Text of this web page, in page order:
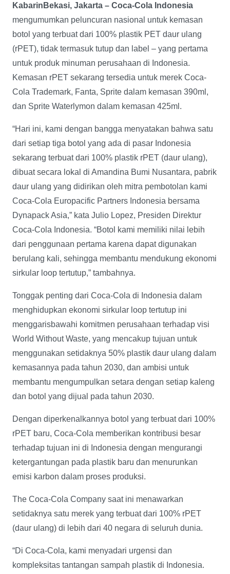
KabarinBekasi, Jakarta – Coca-Cola Indonesia
mengumumkan peluncuran nasional untuk kemasan
botol yang terbuat dari 100% plastik PET daur ulang
(rPET), tidak termasuk tutup dan label – yang pertama
untuk produk minuman perusahaan di Indonesia.
Kemasan rPET sekarang tersedia untuk merek Coca-
Cola Trademark, Fanta, Sprite dalam kemasan 390ml,
dan Sprite Waterlymon dalam kemasan 425ml.
“Hari ini, kami dengan bangga menyatakan bahwa satu
dari setiap tiga botol yang ada di pasar Indonesia
sekarang terbuat dari 100% plastik rPET (daur ulang),
dibuat secara lokal di Amandina Bumi Nusantara, pabrik
daur ulang yang didirikan oleh mitra pembotolan kami
Coca-Cola Europacific Partners Indonesia bersama
Dynapack Asia,” kata Julio Lopez, Presiden Direktur
Coca-Cola Indonesia. “Botol kami memiliki nilai lebih
dari penggunaan pertama karena dapat digunakan
berulang kali, sehingga membantu mendukung ekonomi
sirkular loop tertutup,” tambahnya.
Tonggak penting dari Coca-Cola di Indonesia dalam
menghidupkan ekonomi sirkular loop tertutup ini
menggarisbawahi komitmen perusahaan terhadap visi
World Without Waste, yang mencakup tujuan untuk
menggunakan setidaknya 50% plastik daur ulang dalam
kemasannya pada tahun 2030, dan ambisi untuk
membantu mengumpulkan setara dengan setiap kaleng
dan botol yang dijual pada tahun 2030.
Dengan diperkenalkannya botol yang terbuat dari 100%
rPET baru, Coca-Cola memberikan kontribusi besar
terhadap tujuan ini di Indonesia dengan mengurangi
ketergantungan pada plastik baru dan menurunkan
emisi karbon dalam proses produksi.
The Coca-Cola Company saat ini menawarkan
setidaknya satu merek yang terbuat dari 100% rPET
(daur ulang) di lebih dari 40 negara di seluruh dunia.
“Di Coca-Cola, kami menyadari urgensi dan
kompleksitas tantangan sampah plastik di Indonesia.